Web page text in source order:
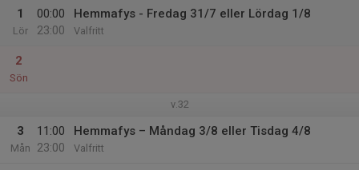
1
Lör
00:00
23:00
Hemmafys - Fredag 31/7 eller Lördag 1/8
Valfritt
2
Sön
v.32
3
Mån
11:00
23:00
Hemmafys – Måndag 3/8 eller Tisdag 4/8
Valfritt